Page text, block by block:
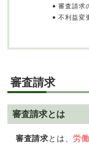
審査請求
不利益変
審査請求
審査請求とは
審査請求とは、労